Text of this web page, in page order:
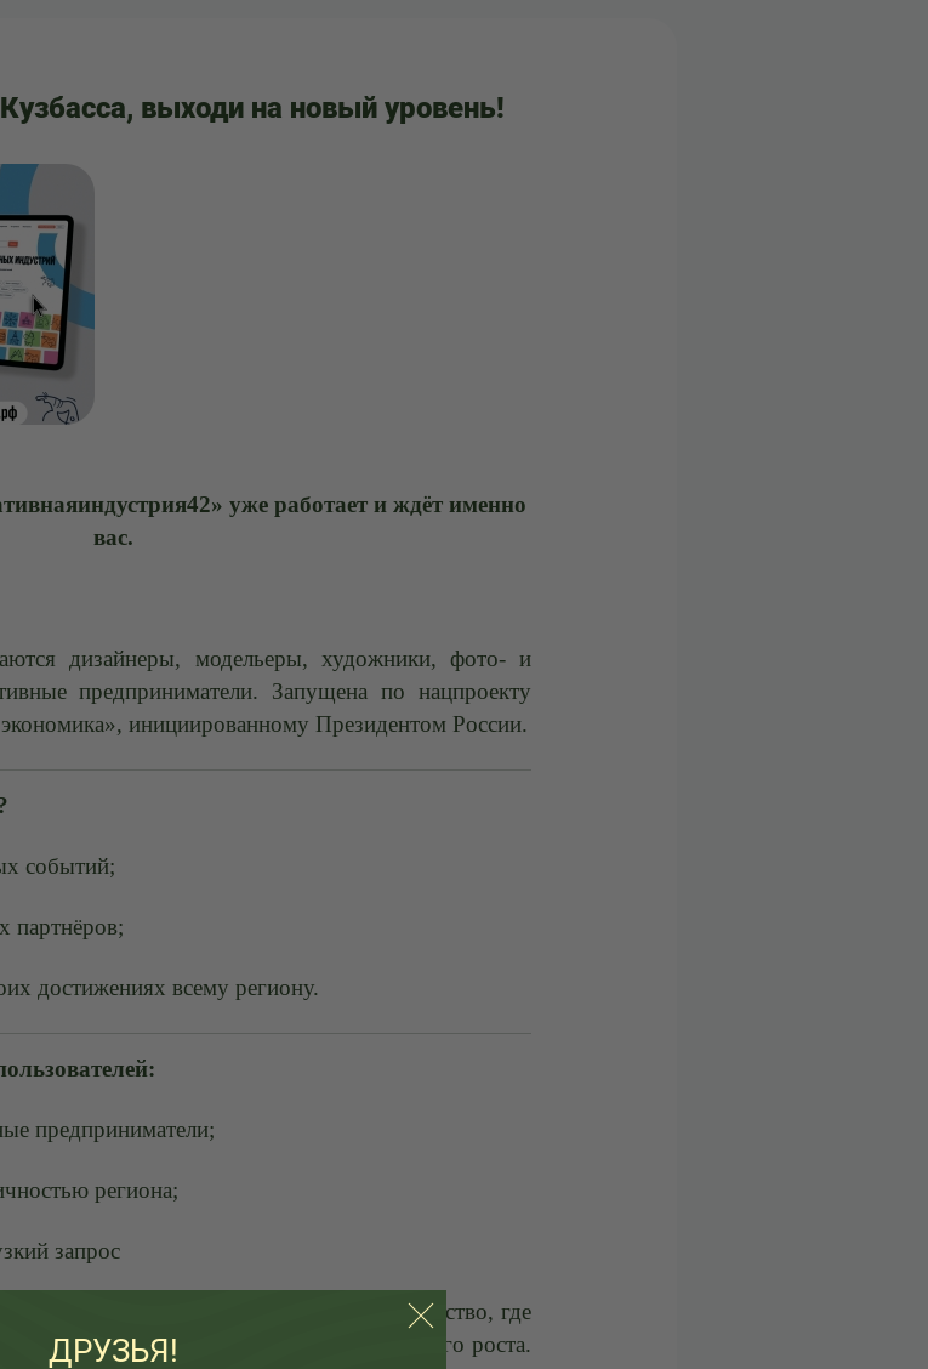
выходи на новый уровень!
уже работает и ждёт именно
вас.
дизайнеры, модельеры, художники, фото- и
предприниматели. Запущена по нацпроекту
инициированному Президентом России.
событий;
партнёров;
достижениях всему региону.
предприниматели;
региона;
запрос
не просто сайт, а многогранное сообщество, где
или надёжного партнёра для уверенного роста.
ДРУЗЬЯ!